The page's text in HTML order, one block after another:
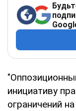
инициативу
ограничений